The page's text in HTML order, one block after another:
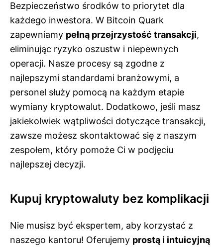
Bezpieczeństwo środków to priorytet dla
każdego inwestora. W Bitcoin Quark
zapewniamy pełną przejrzystość transakcji,
eliminując ryzyko oszustw i niepewnych
operacji. Nasze procesy są zgodne z
najlepszymi standardami branżowymi, a
personel służy pomocą na każdym etapie
wymiany kryptowalut. Dodatkowo, jeśli masz
jakiekolwiek wątpliwości dotyczące transakcji,
zawsze możesz skontaktować się z naszym
zespołem, który pomoże Ci w podjęciu
najlepszej decyzji.
Kupuj kryptowaluty bez komplikacji
Nie musisz być ekspertem, aby korzystać z
naszego kantoru! Oferujemy prostą i intuicyjną